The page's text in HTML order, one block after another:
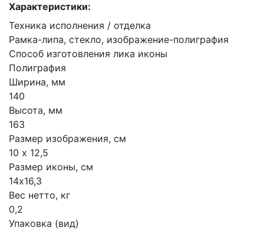
Характеристики:
Техника исполнения / отделка
Рамка-липа, стекло, изображение-полиграфия
Способ изготовления лика иконы
Полиграфия
Ширина, мм
140
Высота, мм
163
Размер изображения, см
10 х 12,5
Размер иконы, см
14х16,3
Вес нетто, кг
0,2
Упаковка (вид)